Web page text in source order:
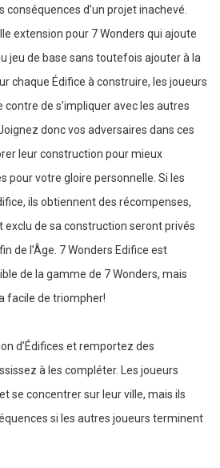
conséquences d’un projet inachevé.
extension pour 7 Wonders qui ajoute
jeu de base sans toutefois ajouter à la
chaque Édifice à construire, les joueurs
de s’impliquer avec les autres
donc vos adversaires dans ces
leur construction pour mieux
pour votre gloire personnelle. Si les
ils obtiennent des récompenses,
exclu de sa construction seront privés
de l’Âge. 7 Wonders Edifice est
de la gamme de 7 Wonders, mais
facile de triompher!
d’Édifices et remportez des
à les compléter. Les joueurs
se concentrer sur leur ville, mais ils
si les autres joueurs terminent